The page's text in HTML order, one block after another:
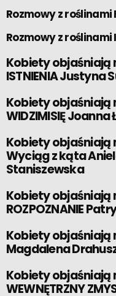
Rozmowy z roślinami
Rozmowy z
Kobiety objaśniają
ISTNIENIA Justyna
Kobiety objaśniają
WIDZIMISIĘ
Kobiety objaśniają
Wyciąg z kąta
Staniszewska
Kobiety objaśniają
ROZPOZNANIE
Kobiety objaśniają
Magdalena
Kobiety objaśniają
WEWNĘTRZNY